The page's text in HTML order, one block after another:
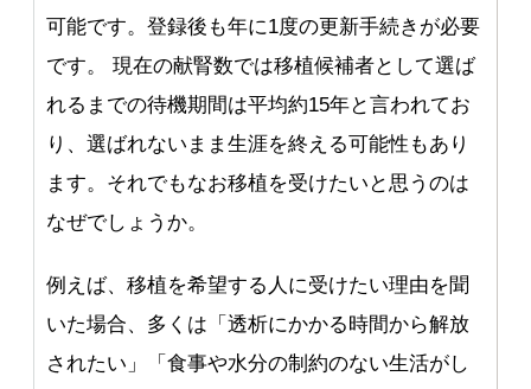
可能です。登録後も年に1度の更新手続きが必要
です。 現在の献腎数では移植候補者として選ば
れるまでの待機期間は平均約15年と言われてお
り、選ばれないまま生涯を終える可能性もあり
ます。それでもなお移植を受けたいと思うのは
なぜでしょうか。
例えば、移植を希望する人に受けたい理由を聞
いた場合、多くは「透析にかかる時間から解放
されたい」「食事や水分の制約のない生活がし